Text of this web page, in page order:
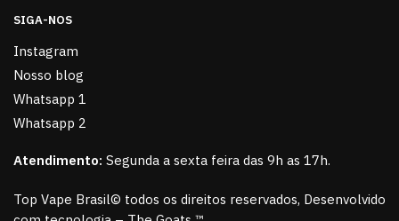
SIGA-NOS
Instagram
Nosso blog
Whatsapp 1
Whatsapp 2
Atendimento: Segunda a sexta feira das 9h as 17h.
Top Vape Brasil© todos os direitos reservados, Desenvolvido